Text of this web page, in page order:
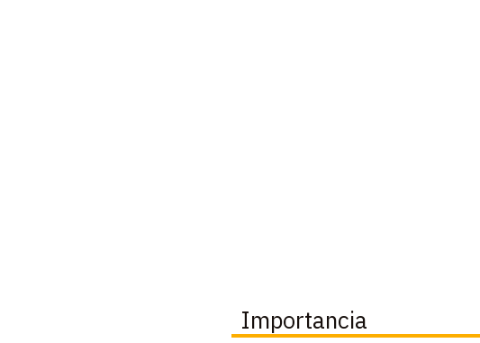
Importancia